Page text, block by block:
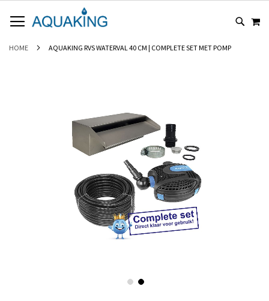
NAAR
DE
HOME AQUAKING RVS WATERVAL 40 CM | COMPLETE SET MET POMP